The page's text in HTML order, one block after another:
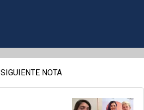
SIGUIENTE NOTA